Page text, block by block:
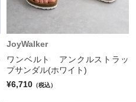
JoyWalker
ワンベルト アンクルストラッ
プサンダル(ホワイト)
¥6,710 （税込）